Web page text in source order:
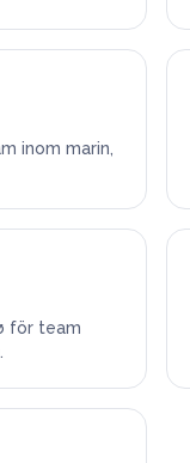
inom marin,
för team